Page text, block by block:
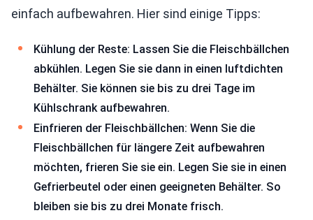
einfach aufbewahren. Hier sind einige Tipps:
Kühlung der Reste: Lassen Sie die Fleischbällchen
abkühlen. Legen Sie sie dann in einen luftdichten
Behälter. Sie können sie bis zu drei Tage im
Kühlschrank aufbewahren.
Einfrieren der Fleischbällchen: Wenn Sie die
Fleischbällchen für längere Zeit aufbewahren
möchten, frieren Sie sie ein. Legen Sie sie in einen
Gefrierbeutel oder einen geeigneten Behälter. So
bleiben sie bis zu drei Monate frisch.